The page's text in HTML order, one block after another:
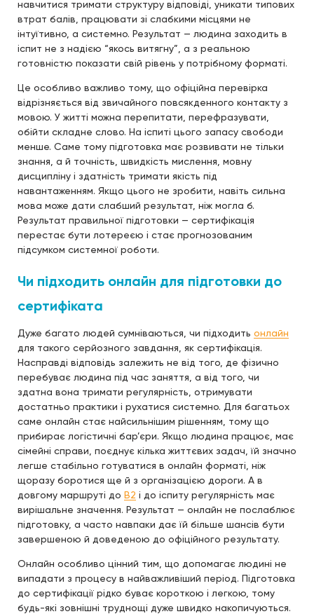
навчитися тримати структуру відповіді, уникати типових
втрат балів, працювати зі слабкими місцями не
інтуїтивно, а системно. Результат — людина заходить в
іспит не з надією “якось витягну”, а з реальною
готовністю показати свій рівень у потрібному форматі.
Це особливо важливо тому, що офіційна перевірка
відрізняється від звичайного повсякденного контакту з
мовою. У житті можна перепитати, перефразувати,
обійти складне слово. На іспиті цього запасу свободи
менше. Саме тому підготовка має розвивати не тільки
знання, а й точність, швидкість мислення, мовну
дисципліну і здатність тримати якість під
навантаженням. Якщо цього не зробити, навіть сильна
мова може дати слабший результат, ніж могла б.
Результат правильної підготовки — сертифікація
перестає бути лотереєю і стає прогнозованим
підсумком системної роботи.
Чи підходить онлайн для підготовки до
сертифіката
Дуже багато людей сумніваються, чи підходить онлайн
для такого серйозного завдання, як сертифікація.
Насправді відповідь залежить не від того, де фізично
перебуває людина під час заняття, а від того, чи
здатна вона тримати регулярність, отримувати
достатньо практики і рухатися системно. Для багатьох
саме онлайн стає найсильнішим рішенням, тому що
прибирає логістичні бар’єри. Якщо людина працює, має
сімейні справи, поєднує кілька життєвих задач, їй значно
легше стабільно готуватися в онлайн форматі, ніж
щоразу боротися ще й з організацією дороги. А в
довгому маршруті до B2 і до іспиту регулярність має
вирішальне значення. Результат — онлайн не послаблює
підготовку, а часто навпаки дає їй більше шансів бути
завершеною й доведеною до офіційного результату.
Онлайн особливо цінний тим, що допомагає людині не
випадати з процесу в найважливіший період. Підготовка
до сертифікації рідко буває короткою і легкою, тому
будь-які зовнішні труднощі дуже швидко накопичуються.